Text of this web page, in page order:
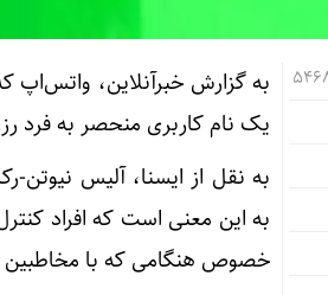
به گزارش خبرآنلاین، واتس‌اپ
یک نام کاربری منحصر به فرد رزرو
به نقل از ایسنا، آلیس
به این معنی است که افراد
خصوص هنگامی که با مخاطبین